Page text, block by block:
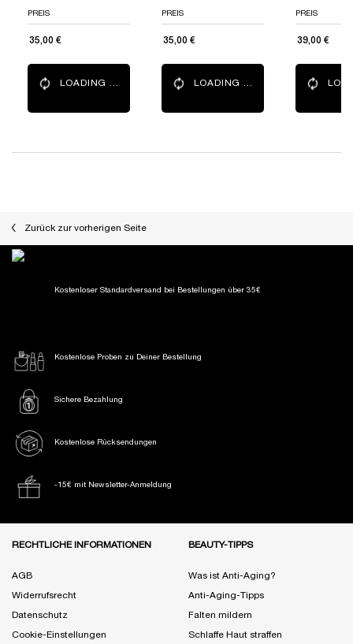
PREIS
35,00 €
PREIS
35,00 €
PREIS
39,00 €
LOADING ... LOADING ...
PDP Reviews
Zurück zur vorherigen Seite
Kostenloser Standardversand bei Bestellungen über 35€
Kostenlose Proben zu Deiner Bestellung
Sichere Bezahlung
Kostenlose Rücksendungen
-15€ mit Newsletter-Anmeldung
RECHTLICHE INFORMATIONEN
AGB
Widerrufsrecht
Datenschutz
Cookie-Einstellungen
BEAUTY-TIPPS
Was ist Anti-Aging?
Anti-Aging-Tipps
Falten mildern
Schlaffe Haut straffen